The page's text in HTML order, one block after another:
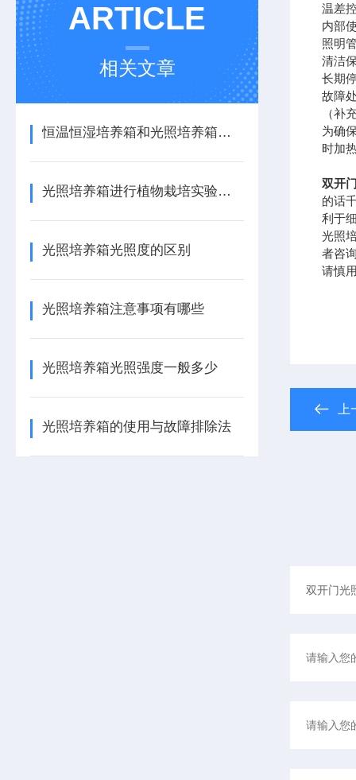
ARTICLE
相关文章
恒温恒湿培养箱和光照培养箱的区别
光照培养箱进行植物栽培实验的方法
光照培养箱光照度的区别
光照培养箱注意事项有哪些
光照培养箱光照强度一般多少
光照培养箱的使用与故障排除法
温差
内部
照明
清洁
长期
故障
（补
为确
时加
双开
的话
利于
光照
者咨
请慎